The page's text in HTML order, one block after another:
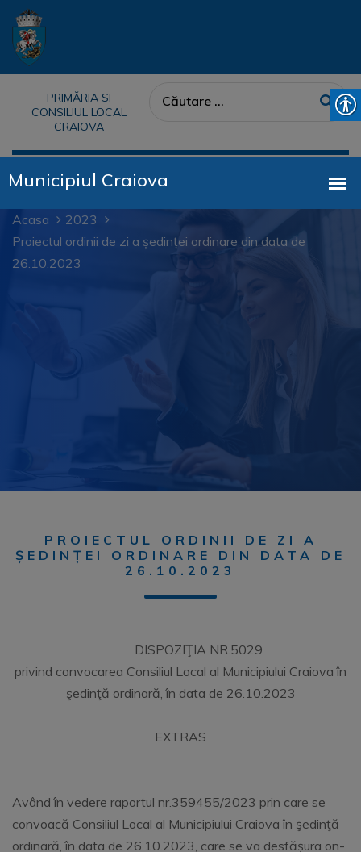
PRIMĂRIA SI
CONSILIUL LOCAL
CRAIOVA
Acasa
2023
Proiectul ordinii de zi a ședinței ordinare din data de
26.10.2023
PROIECTUL ORDINII DE ZI A
ȘEDINȚEI ORDINARE DIN DATA DE
26.10.2023
DISPOZIŢIA NR.5029
privind convocarea Consiliul Local al Municipiului Craiova în
şedinţă ordinară, în data de 26.10.2023
EXTRAS
Având în vedere raportul nr.359455/2023 prin care se
convoacă Consiliul Local al Municipiului Craiova în şedinţă
ordinară, în data de 26.10.2023, care se va desfășura on-